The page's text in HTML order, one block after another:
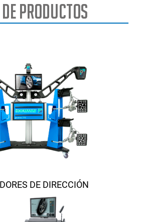
Productos
DE DIRECCIÓN